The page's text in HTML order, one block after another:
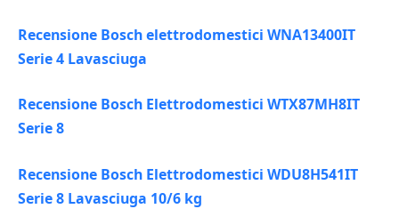
Recensione Bosch elettrodomestici WNA13400IT
Serie 4 Lavasciuga
Recensione Bosch Elettrodomestici WTX87MH8IT
Serie 8
Recensione Bosch Elettrodomestici WDU8H541IT
Serie 8 Lavasciuga 10/6 kg